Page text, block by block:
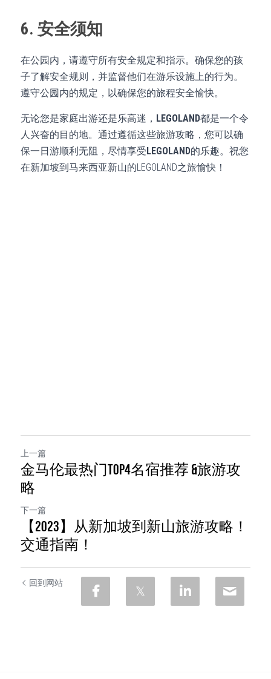
6. 安全须知
在公园内，请遵守所有安全规定和指示。确保您的孩
子了解安全规则，并监督他们在游乐设施上的行为。
遵守公园内的规定，以确保您的旅程安全愉快。
无论您是家庭出游还是乐高迷， LEGOLAND都是一个令
人兴奋的目的地。通过遵循这些旅游攻略，您可以确
保一日游顺利无阻，尽情享受LEGOLAND的乐趣。祝您
在新加坡到马来西亚新山的LEGOLAND之旅愉快！
上一篇
金马伦最热门TOP4名宿推荐 &旅游攻
略
下一篇
【2023】从新加坡到新山旅游攻略！
交通指南！
回到网站